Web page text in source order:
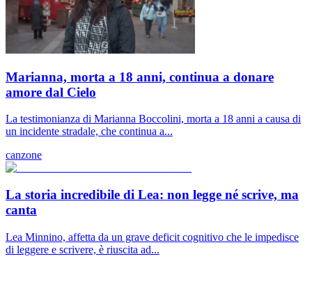
Marianna, morta a 18 anni, continua a donare
amore dal Cielo
La testimonianza di Marianna Boccolini, morta a 18 anni a causa di
un incidente stradale, che continua a...
canzone
La storia incredibile di Lea: non legge né scrive, ma
canta
Lea Minnino, affetta da un grave deficit cognitivo che le impedisce
di leggere e scrivere, è riuscita ad...